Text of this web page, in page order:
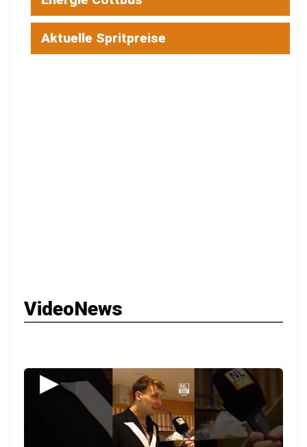
Aktuelle Spritpreise
VideoNews
▶